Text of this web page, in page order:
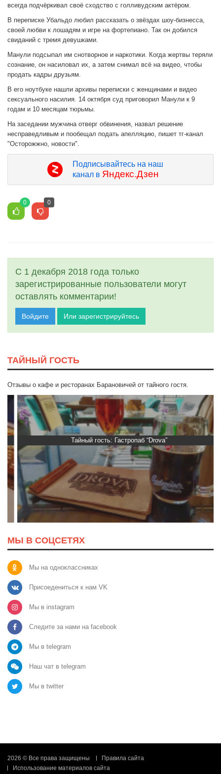
всегда подчёркивал своё сходство с голливудским актёром.
В переписке Убальдо любил рассказать о звёздах шоу-бизнесса,
своей любви к лошадям и игре на фортепиано. Так он добился
свиданий с тремя девушками.
Манули подсыпал им снотворное и наркотики. Когда жертвы теряли
сознание, он насиловал их, а затем снимал всё на видео, чтобы
продать кадры друзьям.
В его ноутбуке нашли архивы переписки с женщинами и видео
сексуального насилия. 14 октября суд приговорил Манули к 9
годам и 10 месяцам тюрьмы.
На заседании мужчина отверг обвинения, назвал решение
несправедливым и пообещал подать апелляцию, пишет тг-канал
"Осторожжно, новости".
Подписывайтесь на наш
канал в Яндекс.Дзен
0 0
С 1 декабря 2018 года только
зарегистрированные пользователи могут
оставлять комментарии!
Войдите Или зарегистрируйтесь
ТАЙНЫЙ ГОСТЬ
Отзывы о кафе и ресторанах Барановичей от тайного гостя.
Тайный гость: Гастропаб “Drova”
МЫ В СОЦСЕТЯХ
Мы на одноклассниках
Присоедениться к нам VK
Мы в instagram
Следите за нами на facebook
Мы в telegram
Наш чат в telegram
Мы в twitter
2026 © Все права защищены
Правила сайта
Использование материалов сайта